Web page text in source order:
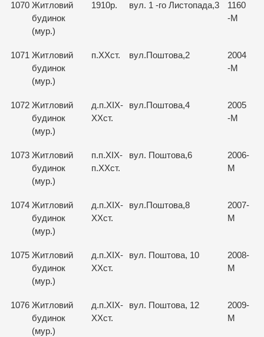
1070 Житловий
будинок
(мур.)
1910р. вул. 1 -го Листопада,3
1160
-М
1071 Житловий
будинок
(мур.)
п.ХХст. вул.Поштова,2
2004
-М
1072 Житловий
будинок
(мур.)
д.п.ХІХ-
ХХст.
вул.Поштова,4
2005
-М
1073 Житловий
будинок
(мур.)
п.п.ХІХ-
п.ХХст.
вул. Поштова,6
2006-
М
1074 Житловий
будинок
(мур.)
д.п.ХІХ-
ХХст.
вул.Поштова,8
2007-
М
1075 Житловий
будинок
(мур.)
д.п.ХІХ-
ХХст.
вул. Поштова, 10
2008-
М
1076 Житловий
будинок
(мур.)
д.п.ХІХ-
ХХст.
вул. Поштова, 12
2009-
М